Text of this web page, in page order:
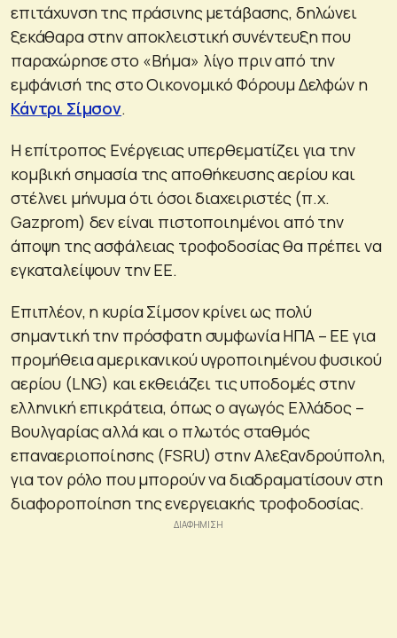
επιτάχυνση της πράσινης μετάβασης, δηλώνει
ξεκάθαρα στην αποκλειστική συνέντευξη που
παραχώρησε στο «Βήμα» λίγο πριν από την
εμφάνισή της στο Οικονομικό Φόρουμ Δελφών η
Κάντρι Σίμσον.
Η επίτροπος Ενέργειας υπερθεματίζει για την
κομβική σημασία της αποθήκευσης αερίου και
στέλνει μήνυμα ότι όσοι διαχειριστές (π.χ.
Gazprom) δεν είναι πιστοποιημένοι από την
άποψη της ασφάλειας τροφοδοσίας θα πρέπει να
εγκαταλείψουν την ΕΕ.
Επιπλέον, η κυρία Σίμσον κρίνει ως πολύ
σημαντική την πρόσφατη συμφωνία ΗΠΑ – ΕΕ για
προμήθεια αμερικανικού υγροποιημένου φυσικού
αερίου (LNG) και εκθειάζει τις υποδομές στην
ελληνική επικράτεια, όπως ο αγωγός Ελλάδος –
Βουλγαρίας αλλά και ο πλωτός σταθμός
επαναεριοποίησης (FSRU) στην Αλεξανδρούπολη,
για τον ρόλο που μπορούν να διαδραματίσουν στη
διαφοροποίηση της ενεργειακής τροφοδοσίας.